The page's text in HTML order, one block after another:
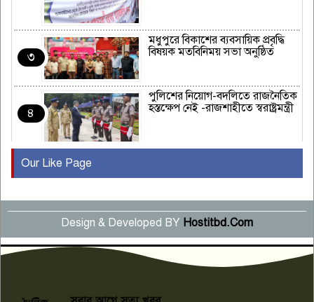
৩
মধুপুরে বিকাশের ব্যবসায়িক প্রবৃদ্ধি
বিষয়ক মতবিনিময় সভা অনুষ্ঠিত
৪
পুলিশের নিয়োগ-বদলিতে রাজনৈতিক
হস্তক্ষেপ নেই -রাজশাহীতে স্বরাষ্ট্রমন্ত্রী
৫
বছর পূর্তি উদযাপন
৬
সংবাদ সম্মেলনে অভিযোগ অস্বীকার
উদ্দেশ্য প্রণোদিত সংবাদ প্রকাশের
প্রতিবাদ নাজির হাসানের
Our Like Page
Design & Developed BY Hostitbd.Com